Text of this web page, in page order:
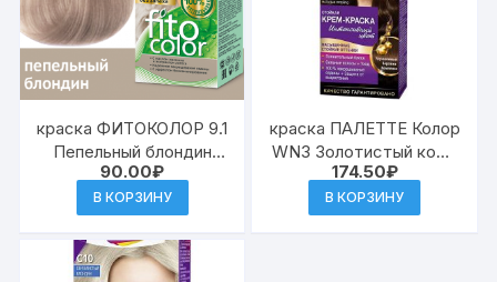
краска ФИТОКОЛОР 9.1
Пепельный блондин
115мл (20) к.4831
90.00₽
В КОРЗИНУ
краска ПАЛЕТТЕ Колор
WN3 Золотистый кофе
(10)
174.50₽
В КОРЗИНУ